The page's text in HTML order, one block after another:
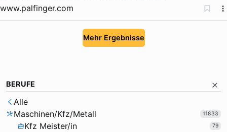
www.palfinger.com
Mehr Ergebnisse
BERUFE
Alle
Maschinen/Kfz/Metall
11833
Kfz Meister/in 79